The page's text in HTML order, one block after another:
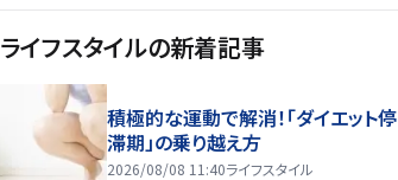
ライフスタイルの新着記事
積極的な運動で解消！「ダイエット停
滞期」の乗り越え方
2026/08/08 11:40ライフスタイル